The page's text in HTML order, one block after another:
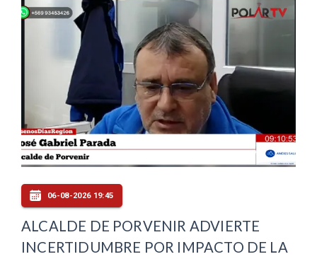
06-08-2026 19:45
ALCALDE DE PORVENIR ADVIERTE
INCERTIDUMBRE POR IMPACTO DE LA